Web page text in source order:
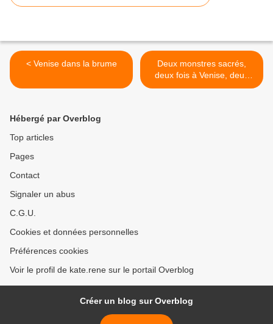
< Venise dans la brume
Deux monstres sacrés,
deux fois à Venise, deux
Céleste et le même hôtel >
Hébergé par Overblog
Top articles
Pages
Contact
Signaler un abus
C.G.U.
Cookies et données personnelles
Préférences cookies
Voir le profil de kate.rene sur le portail Overblog
Créer un blog sur Overblog